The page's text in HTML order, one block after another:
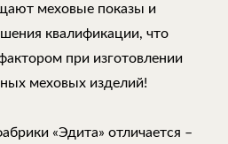
меховые показы и
квалификации, что
при изготовлении
меховых изделий!
«Эдита» отличается –